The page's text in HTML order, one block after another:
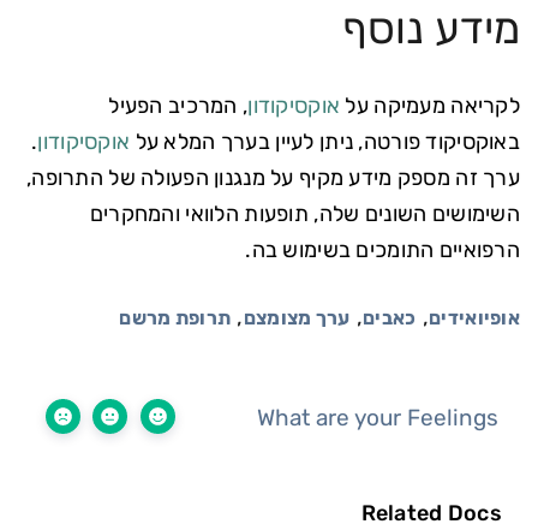
מידע נוסף
לקריאה מעמיקה על אוקסיקודון, המרכיב הפעיל
באוקסיקוד פורטה, ניתן לעיין בערך המלא על אוקסיקודון.
ערך זה מספק מידע מקיף על מנגנון הפעולה של התרופה,
השימושים השונים שלה, תופעות הלוואי והמחקרים
הרפואיים התומכים בשימוש בה.
אופיואידים, כאבים, ערך מצומצם, תרופת מרשם
What are your Feelings
Related Docs